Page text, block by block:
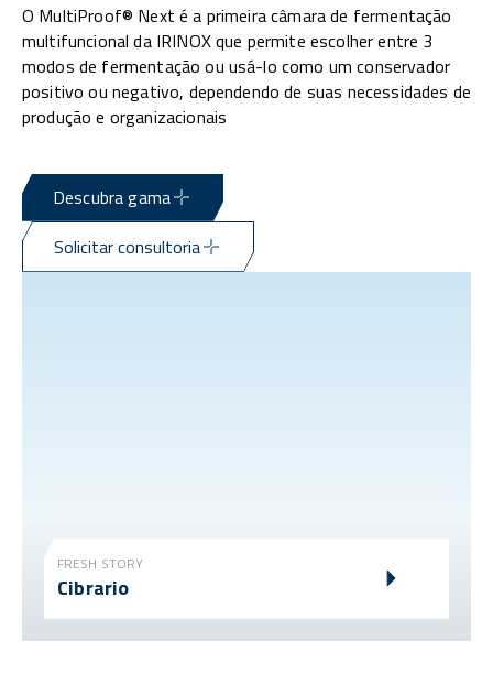
O MultiProof® Next é a primeira câmara de fermentação
multifuncional da IRINOX que permite escolher entre 3
modos de fermentação ou usá-lo como um conservador
positivo ou negativo, dependendo de suas necessidades de
produção e organizacionais
Descubra gama
Solicitar consultoria
FRESH STORY
Cibrario